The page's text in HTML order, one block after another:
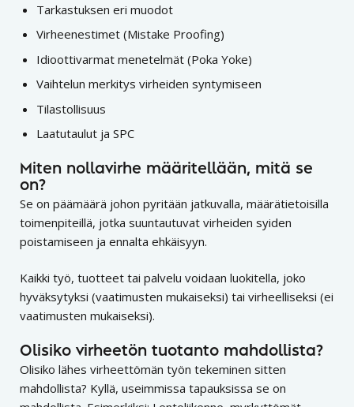
Tarkastuksen eri muodot
Virheenestimet (Mistake Proofing)
Idioottivarmat menetelmät (Poka Yoke)
Vaihtelun merkitys virheiden syntymiseen
Tilastollisuus
Laatutaulut ja SPC
Miten nollavirhe määritellään, mitä se
on?
Se on päämäärä johon pyritään jatkuvalla, määrätietoisilla
toimenpiteillä, jotka suuntautuvat virheiden syiden
poistamiseen ja ennalta ehkäisyyn.
Kaikki työ, tuotteet tai palvelu voidaan luokitella, joko
hyväksytyksi (vaatimusten mukaiseksi) tai virheelliseksi (ei
vaatimusten mukaiseksi).
Olisiko virheetön tuotanto mahdollista?
Olisiko lähes virheettömän työn tekeminen sitten
mahdollista? Kyllä, useimmissa tapauksissa se on